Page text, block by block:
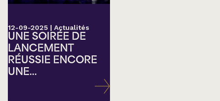
12-09-2025 | Actualités
UNE SOIRÉE DE
LANCEMENT
RÉUSSIE ENCORE
UNE...